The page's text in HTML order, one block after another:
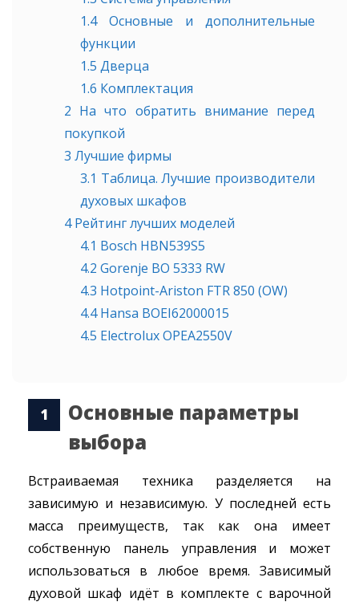
1.4Основные и дополнительные
функции
1.5 Дверца
1.6 Комплектация
2 На что обратить внимание перед
покупкой
3 Лучшие фирмы
3.1 Таблица. Лучшие производители
духовых шкафов
4Рейтинг лучших моделей
4.1 Bosch HBN539S5
4.2 Gorenje BO 5333 RW
4.3 Hotpoint-Ariston FTR 850 (OW)
4.4Hansa BOEI62000015
4.5 Electrolux OPEA2550V
Основные параметры
выбора
Встраиваемая техника разделяется на
зависимую и независимую. У последней есть
масса преимуществ, так как она имеет
собственную панель управления и может
использоваться в любое время. Зависимый
духовой шкаф идёт в комплекте с варочной